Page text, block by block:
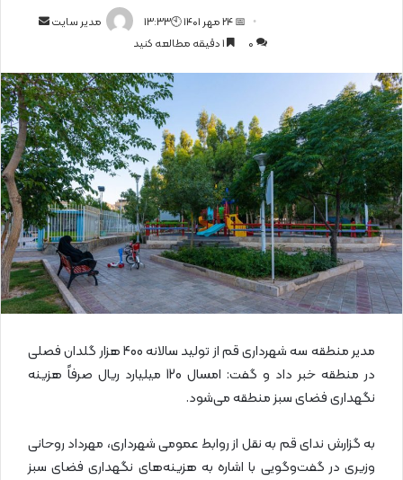
مدیر سایت
ا
ل
ا
ی
م
ی
ل
📅 24 مهر 1401 🕙13:33
0
مدیر منطقه سه شهرداری قم از تولید سالانه 400 هزار گلدان فصلی
در منطقه خبر داد و گفت: امسال 120 میلیارد ریال صرفاً هزینه
نگهداری فضای سبز منطقه می‌شود.
به گزارش ندای قم به نقل از روابط عمومی شهرداری، مهرداد روحانی
وزیری در گفت‌وگویی با اشاره به هزینه‌های نگهداری فضای سبز